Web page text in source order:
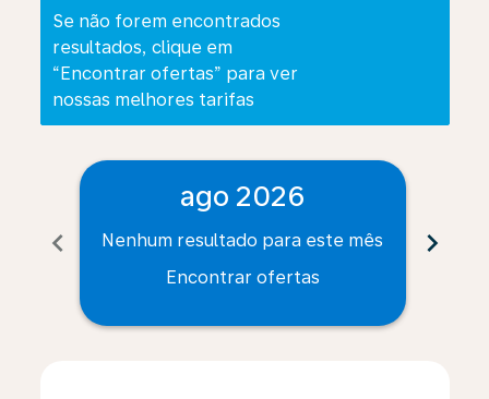
Se não forem encontrados
resultados, clique em
“Encontrar ofertas” para ver
nossas melhores tarifas
chevron_left
ago 2026
Nenhum resultado para este mês
Encontrar ofertas
chevron_right